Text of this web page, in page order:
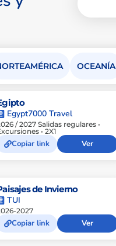
OCEANÍA
Egypt7000 Travel
/ 2027 Salidas regulares •
• 2X1
Copiar link Ver
de Invierno
TUI
2027
Copiar link Ver